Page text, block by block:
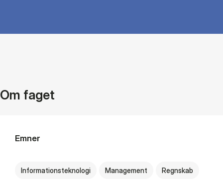
Om faget
Emner
Informationsteknologi Management Regnskab